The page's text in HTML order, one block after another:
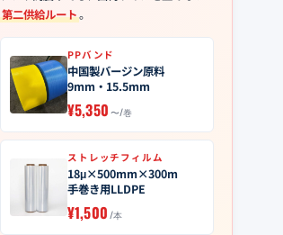
第二供給ルート。
PPバンド
中国製バージン原料
9mm・15.5mm
¥5,350 〜/巻
ストレッチフィルム
18μ×500mm×300m
手巻き用LLDPE
¥1,500 /本